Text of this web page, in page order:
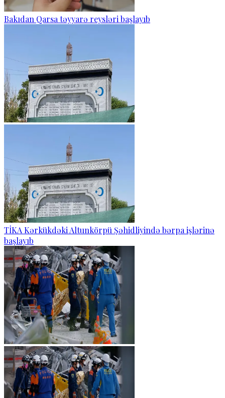
Bakıdan Qarsa təyyarə reysləri başlayıb
TİKA Kərkükdəki Altunkörpü Şəhidliyində bərpa işlərinə
başlayıb